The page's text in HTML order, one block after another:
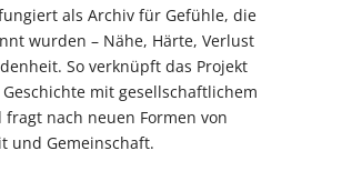
als Archiv für Gefühle, die
wurden – Nähe, Härte, Verlust
So verknüpft das Projekt
mit gesellschaftlichem
fragt nach neuen Formen von
und Gemeinschaft.